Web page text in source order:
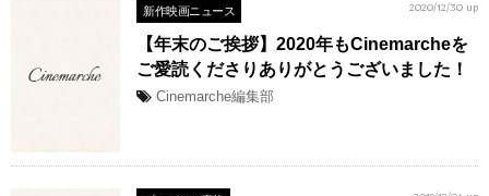
新作映画ニュース 2020/12/30 up
【年末のご挨拶】2020年もCinemarcheを
ご愛読くださりありがとうございました！
Cinemarche編集部